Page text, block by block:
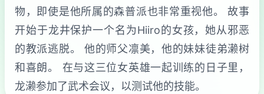
物，即使是他所属的森普派也非常重视他。 故事
开始于龙井保护一个名为Hiiro的女孩，她从邪恶
的教派逃脱。 他的师父凛美，他的妹妹徒弟濑树
和喜朗。 在与这三位女英雄一起训练的日子里，
龙濑参加了武术会议，以测试他的技能。